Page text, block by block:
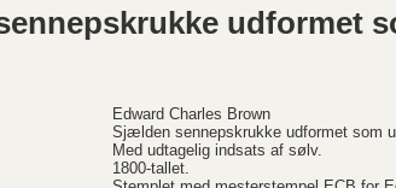
udformet
Edward Charles Brown
Sjælden sennepskrukke udformet som
Med udtagelig indsats af sølv.
1800-tallet.